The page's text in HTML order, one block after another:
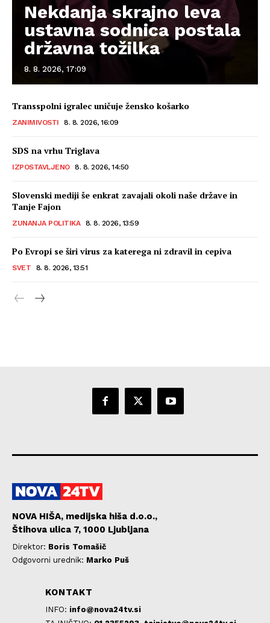
Nekdanja skrajno leva
ustavna sodnica postala
državna tožilka
8. 8. 2026, 17:09
Transspolni igralec uničuje žensko košarko
ZANIMIVOSTI 8. 8. 2026, 16:09
SDS na vrhu Triglava
IZPOSTAVLJENO 8. 8. 2026, 14:50
Slovenski mediji še enkrat zavajali okoli naše države in
Tanje Fajon
ZUNANJA POLITIKA 8. 8. 2026, 13:59
Po Evropi se širi virus za katerega ni zdravil in cepiva
SVET 8. 8. 2026, 13:51
NOVA HIŠA, medijska hiša d.o.o.,
Štihova ulica 7, 1000 Ljubljana
Direktor: Boris Tomašič
Odgovorni urednik: Marko Puš
KONTAKT
INFO: info@nova24tv.si